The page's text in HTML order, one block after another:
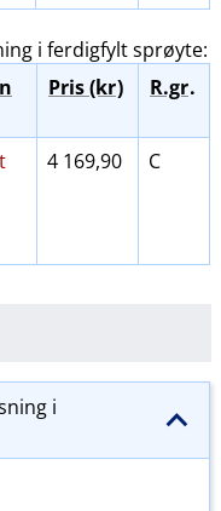
i ferdigfylt sprøyte:
Pris (kr) R.gr.
4 169,90 C
i